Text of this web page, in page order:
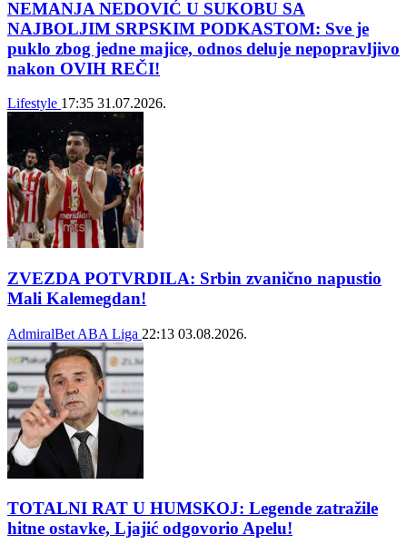
NEMANJA NEDOVIĆ U SUKOBU SA
NAJBOLJIM SRPSKIM PODKASTOM: Sve je
puklo zbog jedne majice, odnos deluje nepopravljivo
nakon OVIH REČI!
Lifestyle 17:35 31.07.2026.
ZVEZDA POTVRDILA: Srbin zvanično napustio
Mali Kalemegdan!
AdmiralBet ABA Liga 22:13 03.08.2026.
TOTALNI RAT U HUMSKOJ: Legende zatražile
hitne ostavke, Ljajić odgovorio Apelu!